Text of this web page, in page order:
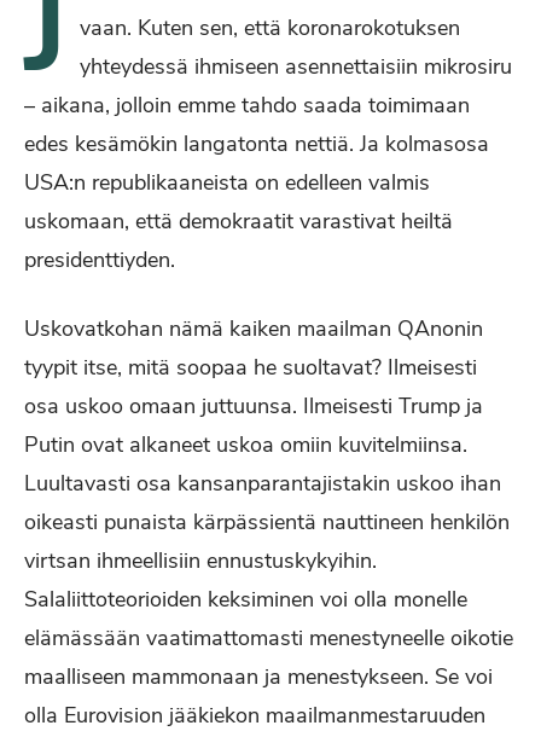
vaan. Kuten sen, että koronarokotuksen
yhteydessä ihmiseen asennettaisiin mikrosiru
– aikana, jolloin emme tahdo saada toimimaan
edes kesämökin langatonta nettiä. Ja kolmasosa
USA:n republikaaneista on edelleen valmis
uskomaan, että demokraatit varastivat heiltä
presidenttiyden.
Uskovatkohan nämä kaiken maailman QAnonin
tyypit itse, mitä soopaa he suoltavat? Ilmeisesti
osa uskoo omaan juttuunsa. Ilmeisesti Trump ja
Putin ovat alkaneet uskoa omiin kuvitelmiinsa.
Luultavasti osa kansanparantajistakin uskoo ihan
oikeasti punaista kärpässientä nauttineen henkilön
virtsan ihmeellisiin ennustuskykyihin.
Salaliittoteorioiden keksiminen voi olla monelle
elämässään vaatimattomasti menestyneelle oikotie
maalliseen mammonaan ja menestykseen. Se voi
olla Eurovision jääkiekon maailmanmestaruuden